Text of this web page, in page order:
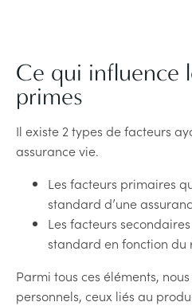
Ce qui influence
primes
Il existe 2 types de facteurs
assurance vie.
Les facteurs primaires
standard d’une
Les facteurs
standard en fonction du
Parmi tous ces éléments,
personnels, ceux liés au